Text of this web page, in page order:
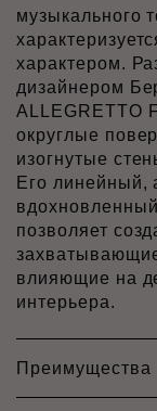
музыкального
характером.
дизайнером
ALLEGRETTO
округлые
изогнутые
Его линейный,
позволяет
влияющие на
интерьера.
Преимущества